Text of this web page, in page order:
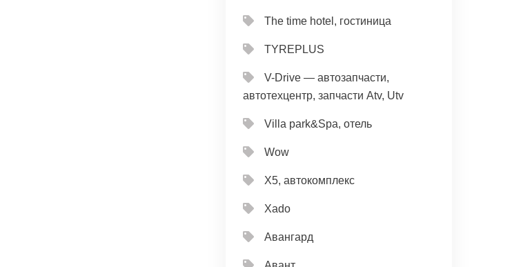
The time hotel, гостиница
TYREPLUS
V-Drive — автозапчасти,
автотехцентр, запчасти Atv, Utv
Villa park&Spa, отель
Wow
X5, автокомплекс
Xado
Авангард